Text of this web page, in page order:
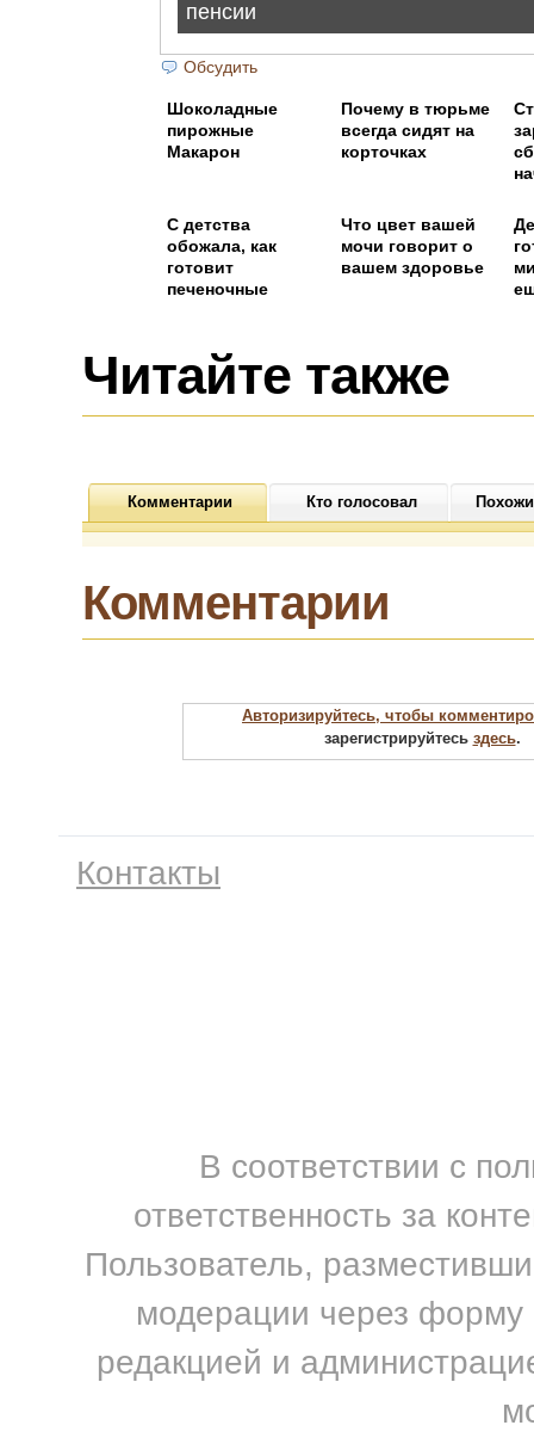
Обсудить
Шоколадные
пирожные
Макарон
Почему в тюрьме
всегда сидят на
корточках
С детства
обожала, как
готовит
печеночные
получались очень
нежные
Что цвет вашей
мочи говорит о
вашем здоровье
Читайте также
Комментарии Кто голосовал
Комментарии
Авторизируйтесь, чтобы
зарегистрируйтесь здесь.
Контакты
В соответствии с
ответственность за
Пользователь,
модерации через форму
редакцией и